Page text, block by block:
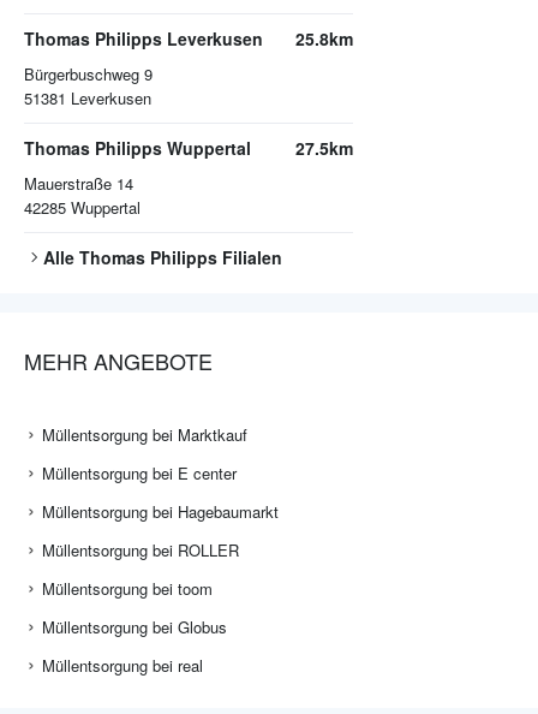
Thomas Philipps Leverkusen
Bürgerbuschweg 9
51381 Leverkusen
25.8km
Thomas Philipps Wuppertal
Mauerstraße 14
42285 Wuppertal
27.5km
Alle Thomas Philipps Filialen
MEHR ANGEBOTE
Müllentsorgung bei Marktkauf
Müllentsorgung bei E center
Müllentsorgung bei Hagebaumarkt
Müllentsorgung bei ROLLER
Müllentsorgung bei toom
Müllentsorgung bei Globus
Müllentsorgung bei real